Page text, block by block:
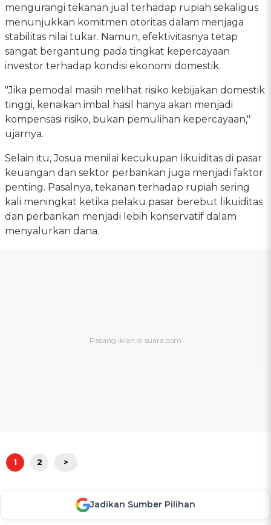
mengurangi tekanan jual terhadap rupiah sekaligus
menunjukkan komitmen otoritas dalam menjaga
stabilitas nilai tukar. Namun, efektivitasnya tetap
sangat bergantung pada tingkat kepercayaan
investor terhadap kondisi ekonomi domestik.
"Jika pemodal masih melihat risiko kebijakan domestik
tinggi, kenaikan imbal hasil hanya akan menjadi
kompensasi risiko, bukan pemulihan kepercayaan,"
ujarnya.
Selain itu, Josua menilai kecukupan likuiditas di pasar
keuangan dan sektor perbankan juga menjadi faktor
penting. Pasalnya, tekanan terhadap rupiah sering
kali meningkat ketika pelaku pasar berebut likuiditas
dan perbankan menjadi lebih konservatif dalam
menyalurkan dana.
1 2 >
Jadikan Sumber Pilihan